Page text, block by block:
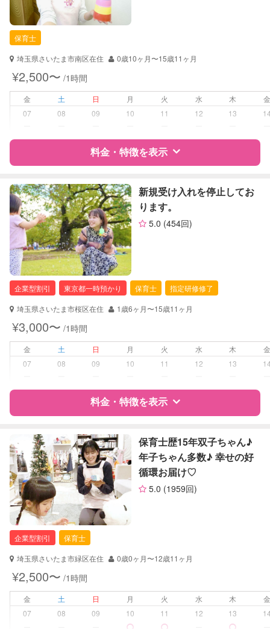
お子様の撮影
（定期特典）
対応不可
自治体届出済ベビーシッター
保育士
対応可能/特徴
送迎サポート
病児対応 病児、病後児、ともに不可
障がい児対応 対応可否は個別に相談
レッスン
英語レッスン
スポーツレッスン
絵・工作レッスン
定期予約 可能
お子様の撮影
（定期特典）
対応可能
保育士
埼玉県さいたま市南区在住
0歳10ヶ月〜15歳11ヶ月
¥2,500〜 /1時間
金 土 日 月 火 水 木
07
08 09 10 11 12 13
料金・特徴を表示
特徴 料金 レビュー
サポートの特徴
資格
自治体届出済ベビーシッター
保育士
幼稚園教諭
対応可能/特徴 なし
病児対応
障がい児対応 対応可否は個別に相談
レッスン なし
お子様の撮影
（定期特典）
対応不可
新規受け入れを停止してお
ります。
5.0 (454回)
企業型割引 東京都一時預かり 保育士
指定研修修了
埼玉県さいたま市桜区在住
1歳6ヶ月〜15歳11ヶ月
¥3,000〜 /1時間
金 土 日 月 火 水 木
07
08 09 10 11 12 13
料金・特徴を表示
特徴 料金 レビュー
サポートの特徴
資格
企業型割引対象(旧内閣府補助対象)
自治体届出済ベビーシッター
保育士
全国保育サービス協会(ACSA)認定ベ
対応可能/特徴
送迎サポート
早朝対応
夜間対応
保育士歴15年双子ちゃん♪
年子ちゃん多数♪ 幸せの好
循環お届け♡
5.0 (1959回)
企業型割引
保育士
埼玉県さいたま市緑区在住
0歳0ヶ月〜12歳11ヶ月
¥2,500〜 /1時間
金 土 日 月 火 水 木
07
08 09 10 11 12 13